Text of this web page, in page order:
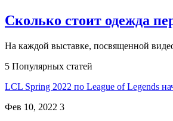
Сколько стоит одежда
На каждой выставке, посвященной
5 Популярных статей
LCL Spring 2022 по League of Legends
Фев 10, 2022 3